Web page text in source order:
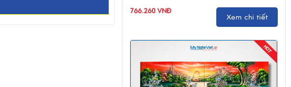
766.260 VNĐ
Xem chi tiết